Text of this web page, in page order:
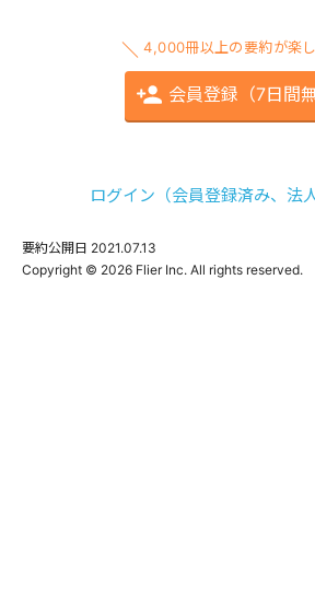
4,000冊以上の要約が楽
会員登録（7日間無
ログイン（会員登録済み、法
要約公開日 2021.07.13